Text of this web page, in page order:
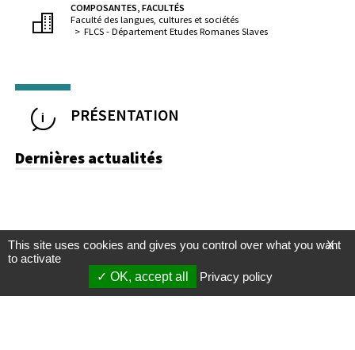
COMPOSANTES, FACULTÉS
Faculté des langues, cultures et sociétés
FLCS - Département Etudes Romanes Slaves
PRÉSENTATION
Dernières actualités
X
This site uses cookies and gives you control over what you want
to activate
OK, accept all
Privacy policy